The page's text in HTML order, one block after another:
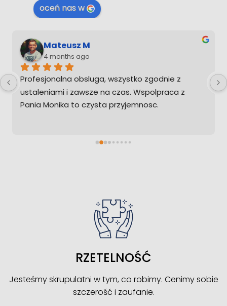
oceń nas w
Mateusz M
4 months ago
Profesjonalna obsluga, wszystko zgodnie z
ustaleniami i zawsze na czas. Wspolpraca z
Pania Monika to czysta przyjemnosc.
RZETELNOŚĆ
Jesteśmy skrupulatni w tym, co robimy. Cenimy sobie
szczerość i zaufanie.